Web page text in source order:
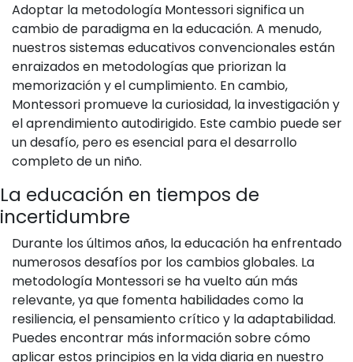
Adoptar la metodología Montessori significa un
cambio de paradigma en la educación. A menudo,
nuestros sistemas educativos convencionales están
enraizados en metodologías que priorizan la
memorización y el cumplimiento. En cambio,
Montessori promueve la curiosidad, la investigación y
el aprendimiento autodirigido. Este cambio puede ser
un desafío, pero es esencial para el desarrollo
completo de un niño.
La educación en tiempos de
incertidumbre
Durante los últimos años, la educación ha enfrentado
numerosos desafíos por los cambios globales. La
metodología Montessori se ha vuelto aún más
relevante, ya que fomenta habilidades como la
resiliencia, el pensamiento crítico y la adaptabilidad.
Puedes encontrar más información sobre cómo
aplicar estos principios en la vida diaria en nuestro